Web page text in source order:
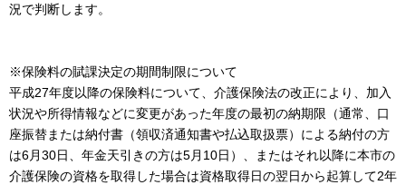
況で判断します。
※保険料の賦課決定の期間制限について
平成27年度以降の保険料について、介護保険法の改正により、加入
状況や所得情報などに変更があった年度の最初の納期限（通常、口
座振替または納付書（領収済通知書や払込取扱票）による納付の方
は6月30日、年金天引きの方は5月10日）、またはそれ以降に本市の
介護保険の資格を取得した場合は資格取得日の翌日から起算して2年